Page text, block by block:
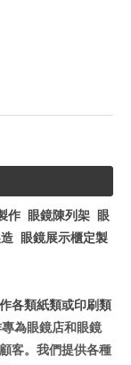
作 眼鏡陳列架 眼
眼鏡展示櫃定製
各類紙類或印刷類
為眼鏡店和眼鏡
客。我們提供各種